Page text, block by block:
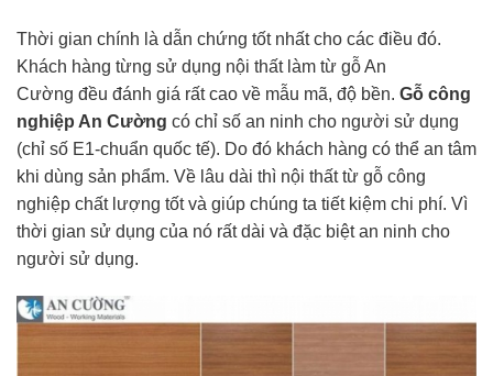
Thời gian chính là dẫn chứng tốt nhất cho các điều đó.
Khách hàng từng sử dụng nội thất làm từ gỗ An
Cường đều đánh giá rất cao về mẫu mã, độ bền. Gỗ công
nghiệp An Cường có chỉ số an ninh cho người sử dụng
(chỉ số E1-chuẩn quốc tế). Do đó khách hàng có thể an tâm
khi dùng sản phẩm. Về lâu dài thì nội thất từ gỗ công
nghiệp chất lượng tốt và giúp chúng ta tiết kiệm chi phí. Vì
thời gian sử dụng của nó rất dài và đặc biệt an ninh cho
người sử dụng.